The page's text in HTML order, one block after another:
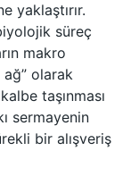
yaklaştırır.
süreç
makro
olarak
taşınması
sermayenin
bir alışveriş